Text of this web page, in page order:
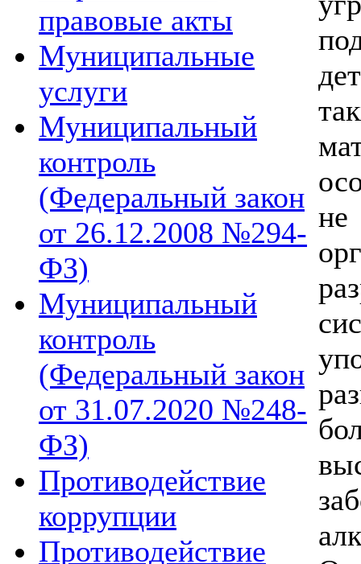
правовые акты
Муниципальные
услуги
Муниципальный
контроль
(Федеральный закон
от 26.12.2008 №294-
ФЗ)
Муниципальный
контроль
(Федеральный закон
от 31.07.2020 №248-
ФЗ)
Противодействие
коррупции
Противодействие